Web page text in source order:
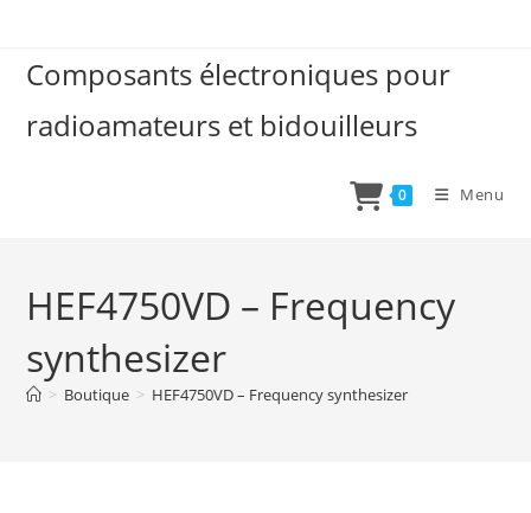
contentComposants électroniques pour
radioamateurs et bidouilleurs
0 Menu
HEF4750VD – Frequency
synthesizer
> Boutique > HEF4750VD – Frequency synthesizer